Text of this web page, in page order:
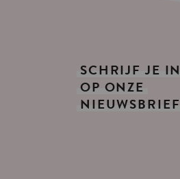
SCHRIJF JE IN
OP ONZE
NIEUWSBRIEF